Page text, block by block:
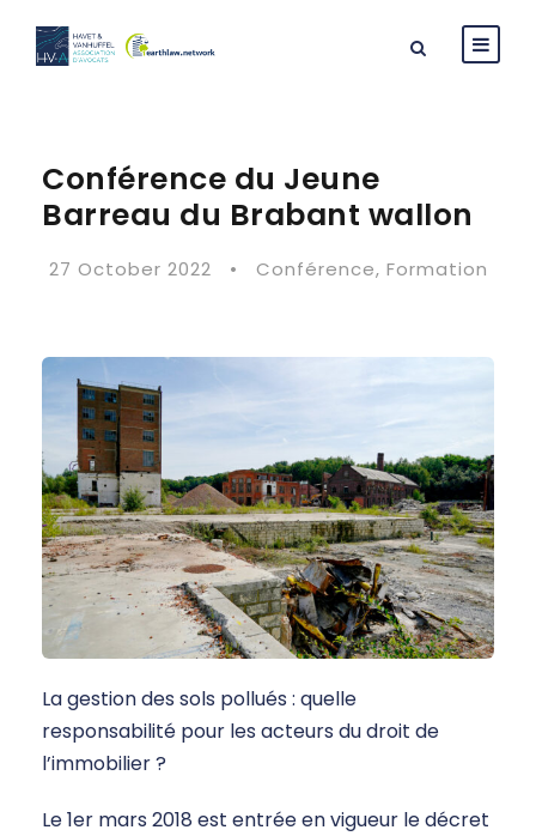
Conférence du Jeune
Barreau du Brabant wallon
27 October 2022 • Conférence, Formation
La gestion des sols pollués : quelle
responsabilité pour les acteurs du droit de
l’immobilier ?
Le 1er mars 2018 est entrée en vigueur le décret